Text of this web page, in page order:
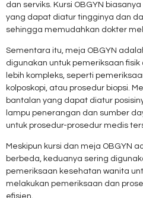
dan serviks. Kursi OBGYN
yang dapat diatur tingginya dan
sehingga memudahkan dokter
Sementara itu, meja OBGYN
digunakan untuk pemeriksaan
lebih kompleks, seperti
kolposkopi, atau prosedur biopsi.
bantalan yang dapat diatur
lampu penerangan dan sumber
untuk prosedur-prosedur medis
Meskipun kursi dan meja OBGYN
berbeda, keduanya sering
pemeriksaan kesehatan wanita
melakukan pemeriksaan dan
efisien.